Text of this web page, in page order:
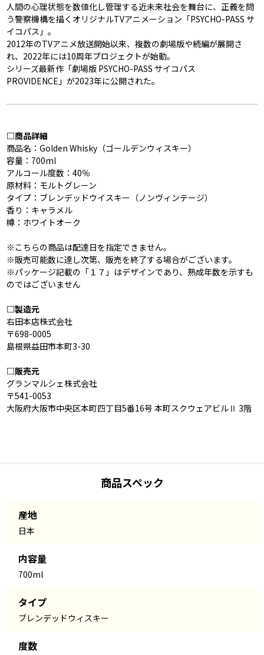
人間の心理状態を数値化し管理する近未来社会を舞台に、正義を問
う警察機構を描くオリジナルTVアニメーション「PSYCHO-PASS サ
イコパス」。
2012年のTVアニメ放送開始以来、複数の劇場版や続編が展開さ
れ、2022年には10周年プロジェクトが始動。
シリーズ最新作「劇場版 PSYCHO-PASS サイコパス
PROVIDENCE」が2023年に公開された。
□商品詳細
商品名：Golden Whisky（ゴールデンウィスキー）
容量：700ml
アルコール度数：40％
原材料：モルトグレーン
タイプ：ブレンデッドウイスキー（ノンヴィンテージ）
香り：キャラメル
樽：ホワイトオーク
※こちらの商品は配達日を指定できません。
※販売可能数に達し次第、販売を終了する場合がございます。
※パッケージ記載の「１７」はデザインであり、熟成年数を示すも
のではございません
□製造元
右田本店株式会社
〒698-0005
島根県益田市本町3-30
□販売元
グランマルシェ株式会社
〒541-0053
大阪府大阪市中央区本町四丁目5番16号 本町スクウェアビルⅡ 3階
商品スペック
産地
日本
内容量
700ml
タイプ
ブレンデッドウィスキー
度数